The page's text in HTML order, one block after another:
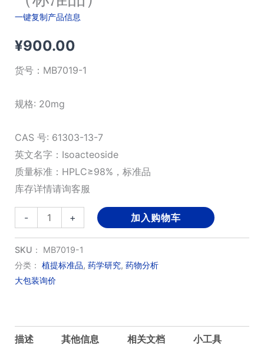
一键复制产品信息
¥900.00
货号： MB7019-1
规格: 20mg
CAS 号: 61303-13-7
英文名字：Isoacteoside
质量标准：HPLC≥98%，标准品
库存详情请询客服
-
类
叶
升
麻
毛
+ 加入购物车
SKU： MB7019-1
分类： 植提标准品, 药学研究, 药物分析
大包装询价
描述 其他信息 相关文档 小工具